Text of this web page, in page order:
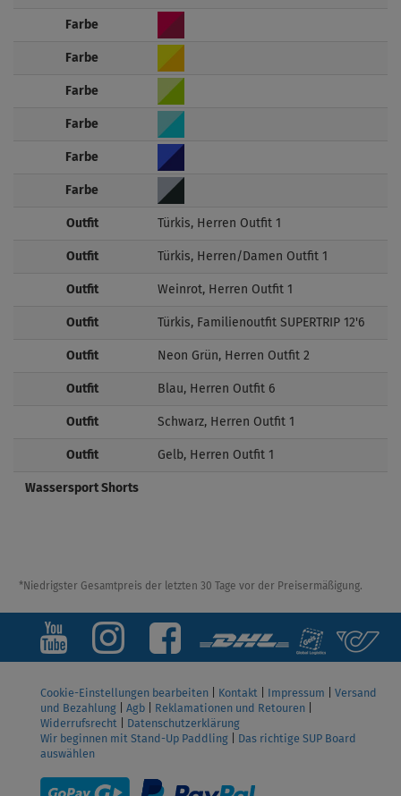
Farbe
Farbe
Farbe
Farbe
Farbe
Farbe
Outfit Türkis, Herren Outfit 1
Outfit Türkis, Herren/Damen Outfit 1
Outfit Weinrot, Herren Outfit 1
Outfit Türkis, Familienoutfit SUPERTRIP 12'6
Outfit Neon Grün, Herren Outfit 2
Outfit Blau, Herren Outfit 6
Outfit Schwarz, Herren Outfit 1
Outfit Gelb, Herren Outfit 1
Wassersport Shorts
*Niedrigster Gesamtpreis der letzten 30 Tage vor der Preisermäßigung.
Cookie-Einstellungen bearbeiten Kontakt Impressum
Versand
und Bezahlung
Agb Reklamationen und Retouren
Widerrufsrecht
Datenschutzerklärung
Wir beginnen mit Stand-Up Paddling
Das richtige SUP Board
auswählen